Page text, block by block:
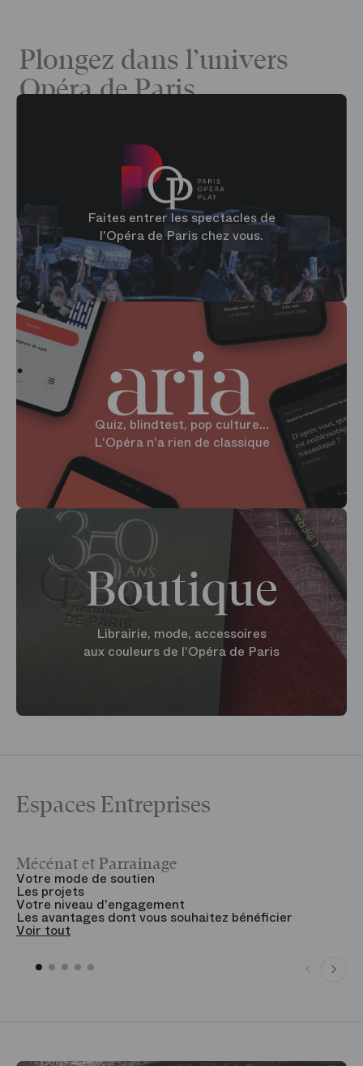
Plongez dans l’univers
Opéra de Paris
Faites entrer les spectacles de
l'Opéra de Paris chez vous.
Quiz, blindtest, pop culture...
L'Opéra n'a rien de classique
Boutique
Librairie, mode, accessoires
aux couleurs de l'Opéra de Paris
Espaces Entreprises
Mécénat et Parrainage
Votre mode de soutien
Les projets
Votre niveau d'engagement
Les avantages dont vous souhaitez bénéficier
Voir tout